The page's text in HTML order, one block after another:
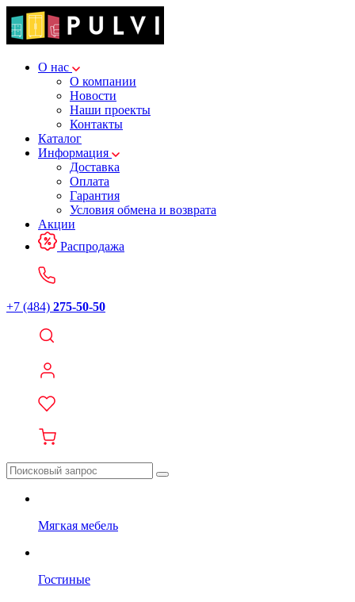
О нас
О компании
Новости
Наши проекты
Контакты
Каталог
Информация
Доставка
Оплата
Гарантия
Условия обмена и возврата
Акции
Распродажа
+7 (484) 275-50-50
Мягкая мебель
Гостиные